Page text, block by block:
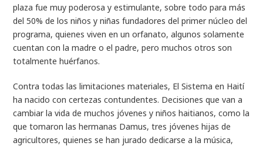
plaza fue muy poderosa y estimulante, sobre todo para más
del 50% de los niños y niñas fundadores del primer núcleo del
programa, quienes viven en un orfanato, algunos solamente
cuentan con la madre o el padre, pero muchos otros son
totalmente huérfanos.
Contra todas las limitaciones materiales, El Sistema en Haití
ha nacido con certezas contundentes. Decisiones que van a
cambiar la vida de muchos jóvenes y niños haitianos, como la
que tomaron las hermanas Damus, tres jóvenes hijas de
agricultores, quienes se han jurado dedicarse a la música,